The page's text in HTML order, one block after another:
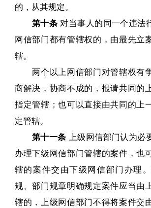
的，从其规定。
第十条对当事人的同一个违法
网信部门都有管辖权的，由最先立
辖。
两个以上网信部门对管辖权有
商解决，协商不成的，报请共同的
指定管辖；也可以直接由共同的上
定管辖。
第十一条 上级网信部门认为必
办理下级网信部门管辖的案件，也
辖的案件交由下级网信部门办理
规、部门规章明确规定案件应当由
辖的，上级网信部门不得将案件交